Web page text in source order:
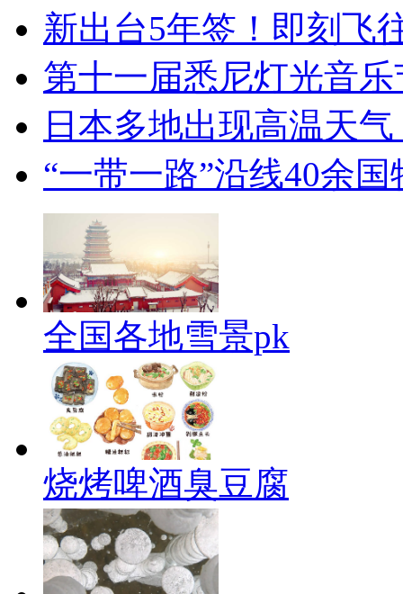
新出台5年签！即刻飞
第十一届悉尼灯光音
日本多地出现高温天
“一带一路”沿线40余
全国各地雪景pk
烧烤啤酒臭豆腐